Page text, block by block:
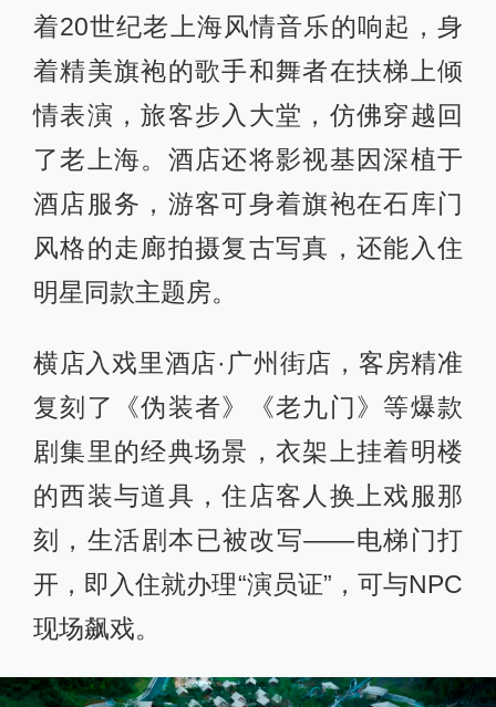
着20世纪老上海风情音乐的响起，身
着精美旗袍的歌手和舞者在扶梯上倾
情表演，旅客步入大堂，仿佛穿越回
了老上海。酒店还将影视基因深植于
酒店服务，游客可身着旗袍在石库门
风格的走廊拍摄复古写真，还能入住
明星同款主题房。
横店入戏里酒店·广州街店，客房精准
复刻了《伪装者》《老九门》等爆款
剧集里的经典场景，衣架上挂着明楼
的西装与道具，住店客人换上戏服那
刻，生活剧本已被改写——电梯门打
开，即入住就办理“演员证”，可与NPC
现场飙戏。